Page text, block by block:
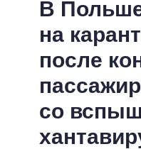
ЛЕНТА
СОБЫТИЯ
СТАТЬИ
ОБЗОРЫ
ДАЙДЖЕСТЫ
ПРЕЗИДЕНТ И
ВЕРХОВНАЯ
КАБИНЕТ
В
на
после
со